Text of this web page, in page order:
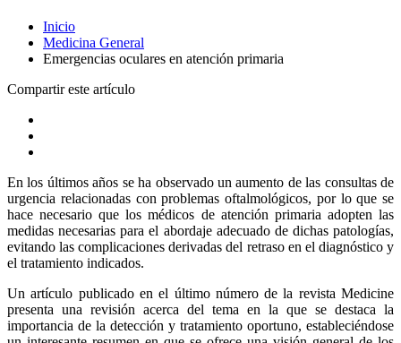
Inicio
Medicina General
Emergencias oculares en atención primaria
Compartir este artículo
En los últimos años se ha observado un aumento de las consultas de
urgencia relacionadas con problemas oftalmológicos, por lo que se
hace necesario que los médicos de atención primaria adopten las
medidas necesarias para el abordaje adecuado de dichas patologías,
evitando las complicaciones derivadas del retraso en el diagnóstico y
el tratamiento indicados.
Un artículo publicado en el último número de la revista Medicine
presenta una revisión acerca del tema en la que se destaca la
importancia de la detección y tratamiento oportuno, estableciéndose